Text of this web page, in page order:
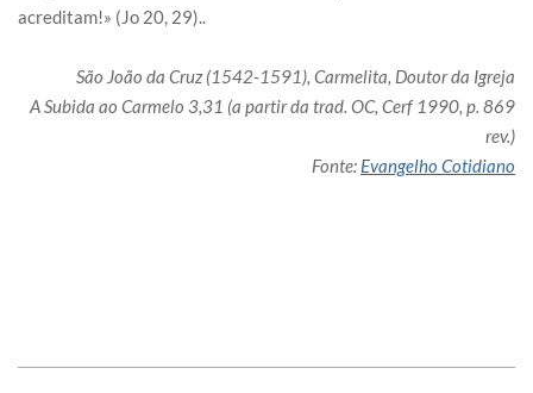
acreditam!» (Jo 20, 29)..
São João da Cruz (1542-1591), Carmelita, Doutor da Igreja
A Subida ao Carmelo 3,31 (a partir da trad. OC, Cerf 1990, p. 869
rev.)
Fonte: Evangelho Cotidiano